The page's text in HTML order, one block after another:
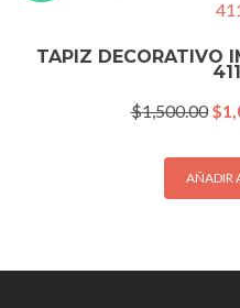
TAPIZ DECORATIVO
$1,500.00 $
AÑADIR